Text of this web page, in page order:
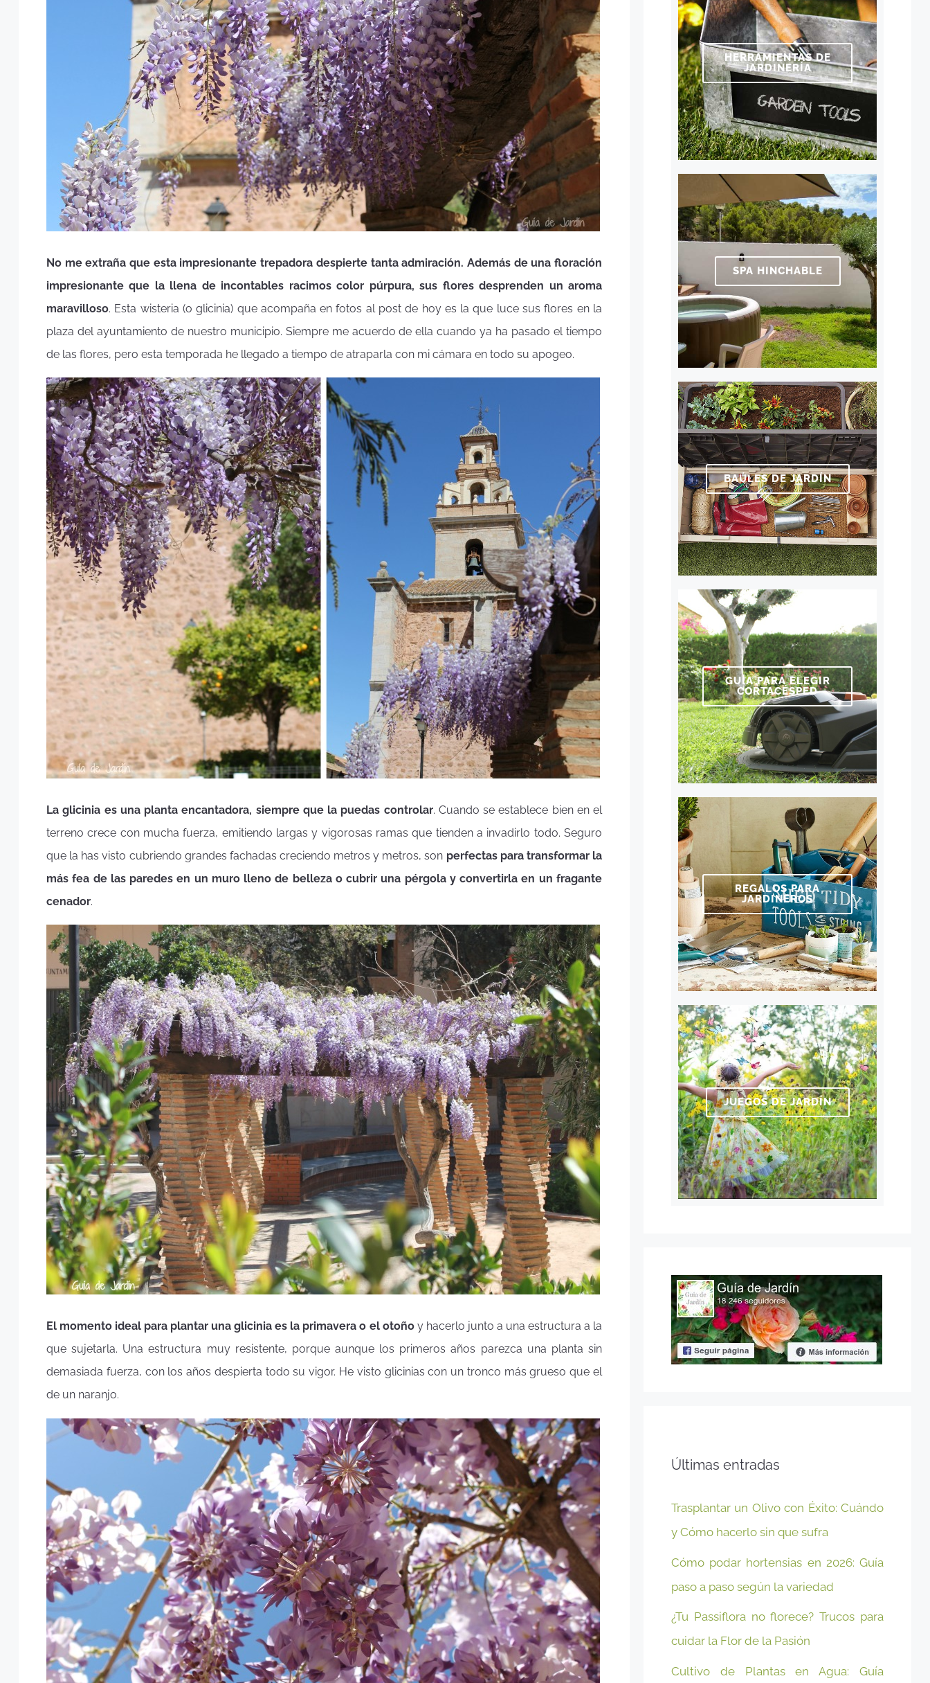
No me extraña que esta impresionante trepadora despierte tanta admiración. Además de una floración
impresionante que la llena de incontables racimos color púrpura, sus flores desprenden un aroma
maravilloso. Esta wisteria (o glicinia) que acompaña en fotos al post de hoy es la que luce sus flores en la
plaza del ayuntamiento de nuestro municipio. Siempre me acuerdo de ella cuando ya ha pasado el tiempo
de las flores, pero esta temporada he llegado a tiempo de atraparla con mi cámara en todo su apogeo.
La glicinia es una planta encantadora, siempre que la puedas controlar. Cuando se establece bien en el
terreno crece con mucha fuerza, emitiendo largas y vigorosas ramas que tienden a invadirlo todo. Seguro
que la has visto cubriendo grandes fachadas creciendo metros y metros, son perfectas para transformar la
más fea de las paredes en un muro lleno de belleza o cubrir una pérgola y convertirla en un fragante
cenador.
El momento ideal para plantar una glicinia es la primavera o el otoñoy hacerlo junto a una estructura a la
que sujetarla. Una estructura muy resistente, porque aunque los primeros años parezca una planta sin
demasiada fuerza, con los años despierta todo su vigor. He visto glicinias con un tronco más grueso que el
de un naranjo.
HERRAMIENTAS DE
JARDINERÍA
SPA HINCHABLE
BAÚLES DE JARDÍN
GUÍA PARA ELEGIR
CORTACÉSPED
REGALOS PARA
JARDINEROS
JUEGOS DE JARDÍN
Últimas entradas
Trasplantar un Olivo con Éxito: Cuándo
y Cómo hacerlo sin que sufra
Cómo podar hortensias en 2026: Guía
paso a paso según la variedad
¿Tu Passiflora no florece? Trucos para
cuidar la Flor de la Pasión
Cultivo de Plantas en Agua: Guía